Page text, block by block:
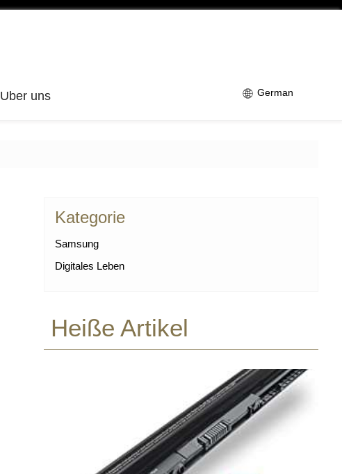
Uber uns German
Kategorie
Samsung
Digitales Leben
Heiße Artikel